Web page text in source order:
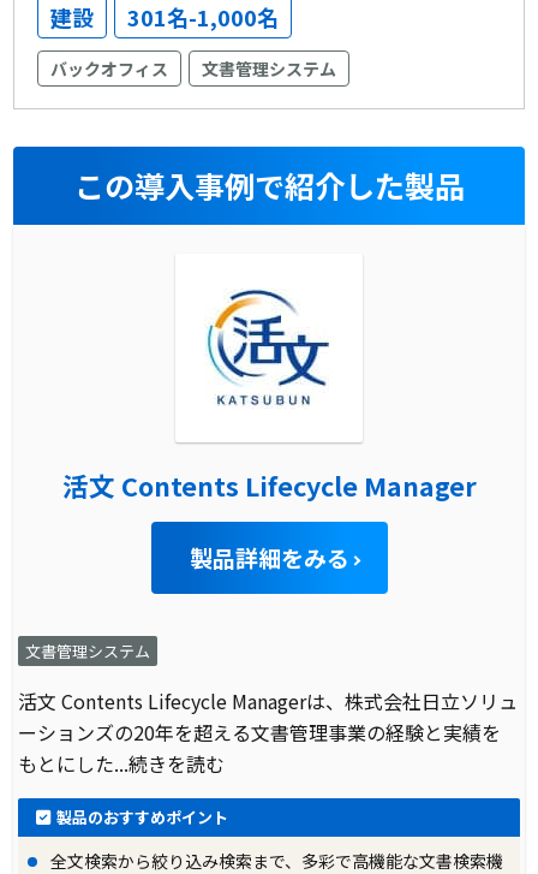
建設 301名-1,000名
バックオフィス 文書管理システム
この導入事例で紹介した製品
活文 Contents Lifecycle Manager
製品詳細をみる
文書管理システム
活文 Contents Lifecycle Managerは、株式会社日立ソリュ
ーションズの20年を超える文書管理事業の経験と実績を
もとにした...続きを読む
製品のおすすめポイント
全文検索から絞り込み検索まで、多彩で高機能な文書検索機